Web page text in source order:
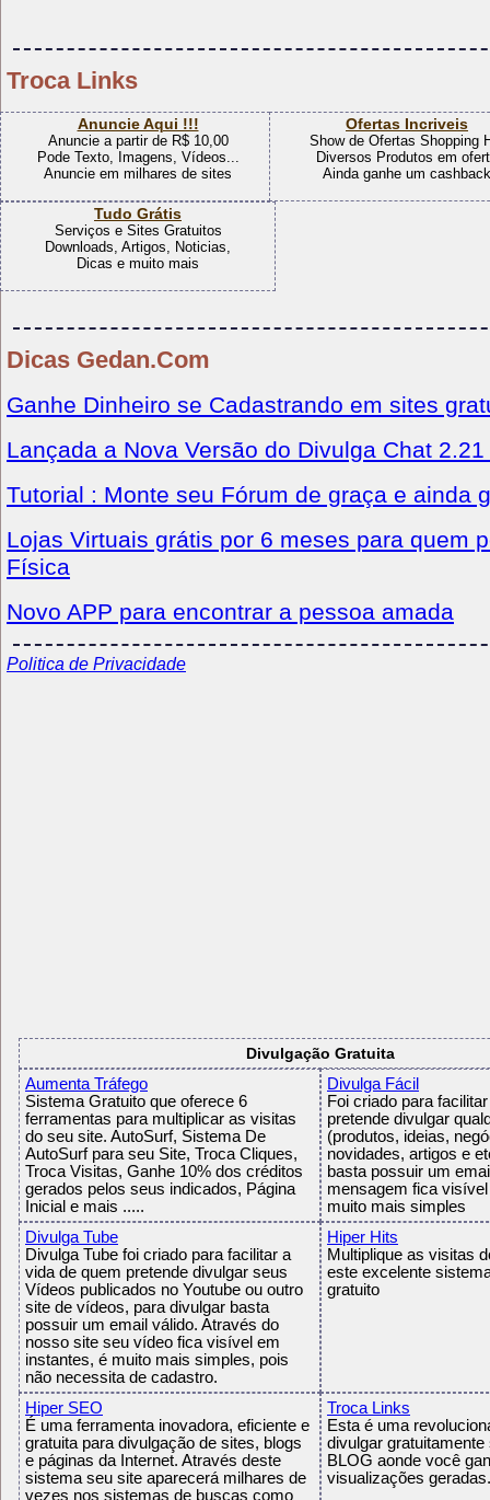
Troca Links
Anuncie Aqui !!!
Anuncie a partir de R$ 10,00
Pode Texto, Imagens, Vídeos...
Anuncie em milhares de sites
Ofertas Incriveis
Show de Ofertas Shopping
Diversos Produtos em
Ainda ganhe um cashback
Tudo Grátis
Serviços e Sites Gratuitos
Downloads, Artigos, Noticias,
Dicas e muito mais
Dicas Gedan.Com
Ganhe Dinheiro se Cadastrando em sites
Lançada a Nova Versão do Divulga Chat
Tutorial : Monte seu Fórum de graça e ainda
Lojas Virtuais grátis por 6 meses para quem
Física
Novo APP para encontrar a pessoa amada
Politica de Privacidade